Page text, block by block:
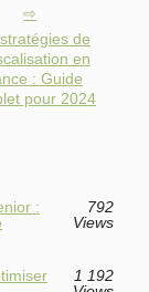
de
en
: Guide
pour 2024
:
792
Views
1 192